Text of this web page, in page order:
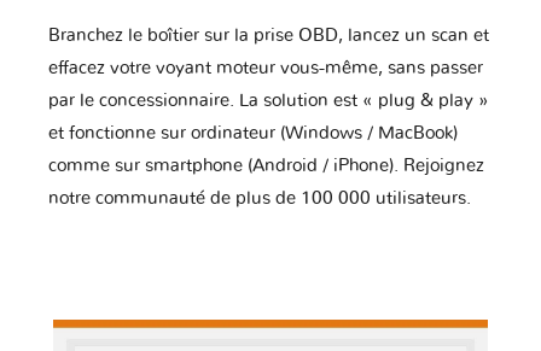
Branchez le boîtier sur la prise OBD, lancez un scan et
effacez votre voyant moteur vous-même, sans passer
par le concessionnaire. La solution est « plug & play »
et fonctionne sur ordinateur (Windows / MacBook)
comme sur smartphone (Android / iPhone). Rejoignez
notre communauté de plus de 100 000 utilisateurs.